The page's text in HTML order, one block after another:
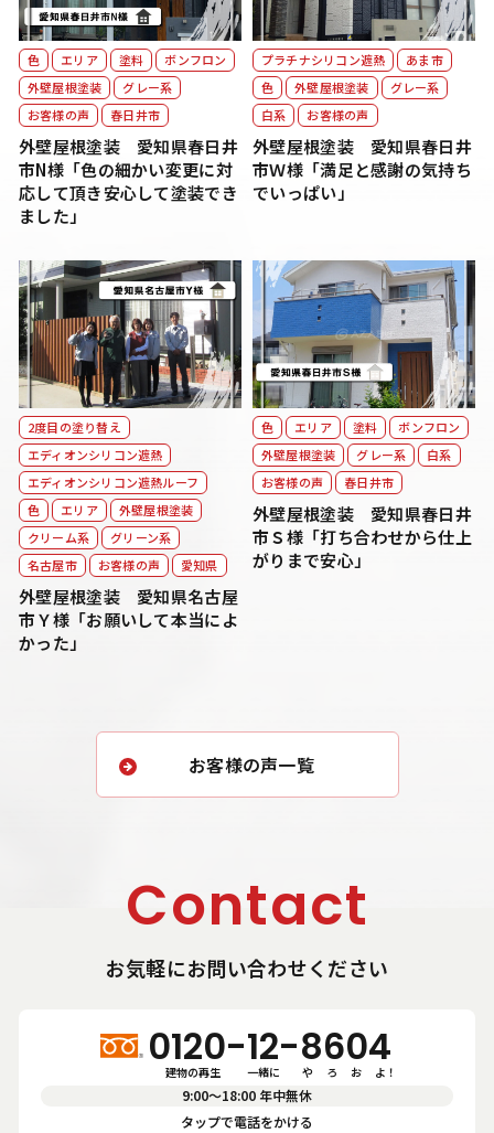
色 エリア 塗料
ボンフロン
外壁屋根塗装
グレー系
お客様の声
春日井市
外壁屋根塗装 愛知県春日井
市N様「色の細かい変更に対
応して頂き安心して塗装でき
ました」
プラチナシリコン遮熱
あま市
色
外壁屋根塗装
グレー系
白系
お客様の声
外壁屋根塗装 愛知県春日井
市Ｗ様「満足と感謝の気持ち
でいっぱい」
2度目の塗り替え
エディオンシリコン遮熱
エディオンシリコン遮熱ルーフ
色
エリア
外壁屋根塗装
クリーム系
グリーン系
名古屋市
お客様の声 愛知県
外壁屋根塗装 愛知県名古屋
市Ｙ様「お願いして本当によ
かった」
色 エリア 塗料
ボンフロン
外壁屋根塗装
グレー系
白系
お客様の声
春日井市
外壁屋根塗装 愛知県春日井
市Ｓ様「打ち合わせから仕上
がりまで安心」
お客様の声一覧
Contact
お気軽にお問い合わせください
0120-12-8604
建物の再生　       一緒に          や      ろ      お      よ！
9:00〜18:00 年中無休
タップで電話をかける